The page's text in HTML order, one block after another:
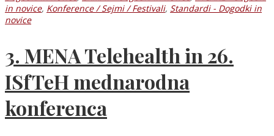
in novice, Konference / Sejmi / Festivali, Standardi - Dogodki in
novice
3. MENA Telehealth in 26.
ISfTeH mednarodna
konferenca